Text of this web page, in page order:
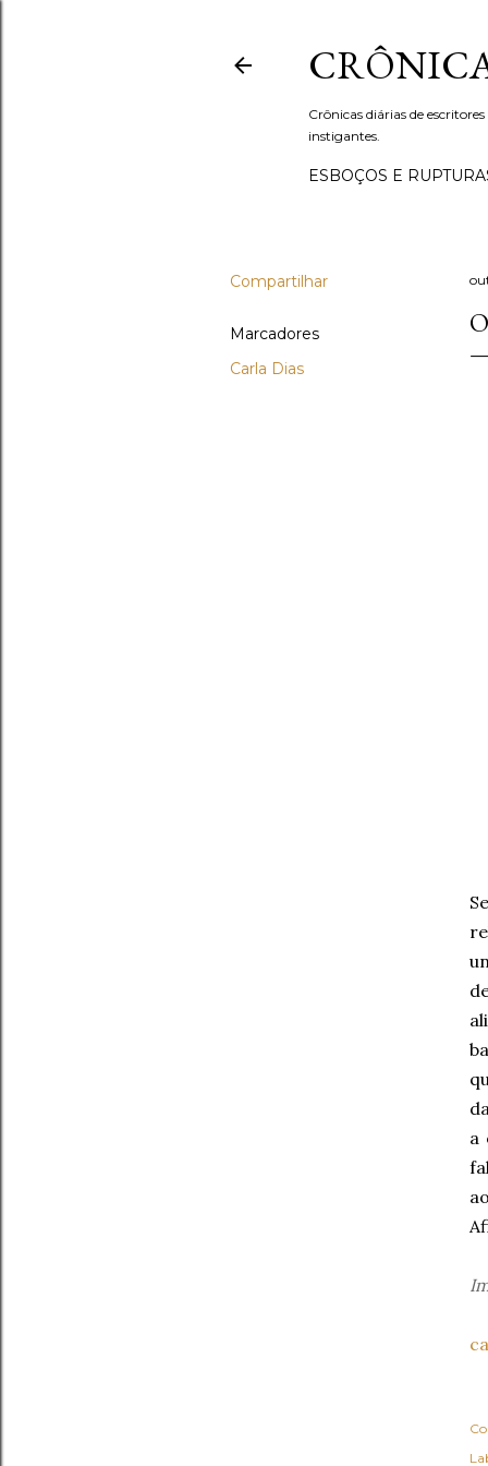
Crônicas diárias de
instigantes.
ESBOÇOS E
Compartilhar
Marcadores
Carla Dias
a